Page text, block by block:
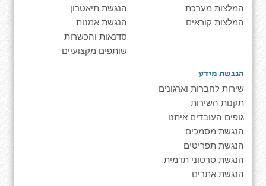
המלצות מערכת
המלצות קוראים
הנגשת תיאטרון
הנגשת אמנות
סדנאות והכשרות
שותפים מקצועיים
הנגשת מידע
שירות לחברות וארגונים
תקנות השירות
גופים העובדים איתנו
הנגשת מסמכים
הנגשת תפריטים
הנגשת סרטוני תדמית
הנגשת אתרים